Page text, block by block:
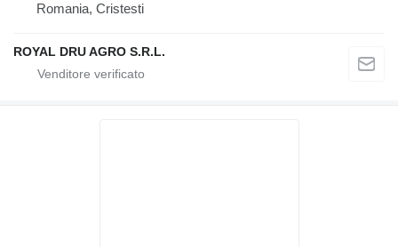
Romania, Cristesti
ROYAL DRU AGRO S.R.L.